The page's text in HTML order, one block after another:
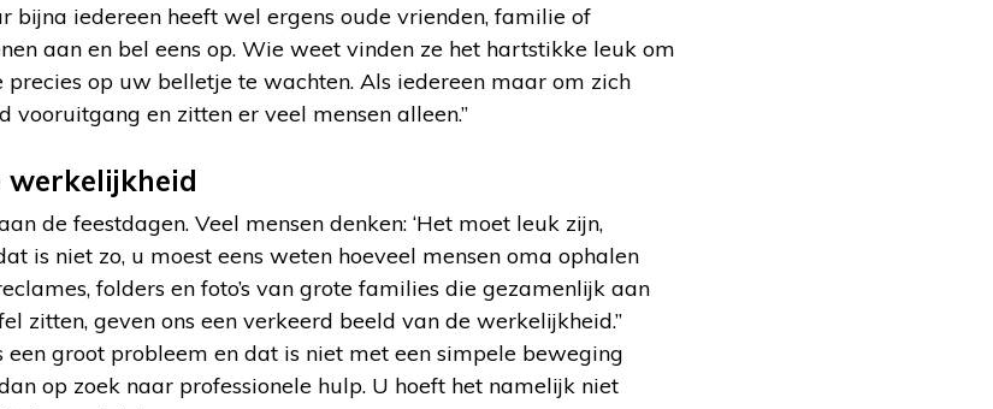
bijna iedereen heeft wel ergens oude vrienden, familie of
aan en bel eens op. Wie weet vinden ze het hartstikke leuk om
precies op uw belletje te wachten. Als iedereen maar om zich
vooruitgang en zitten er veel mensen alleen.”
werkelijkheid
de feestdagen. Veel mensen denken: ‘Het moet leuk zijn,
is niet zo, u moest eens weten hoeveel mensen oma ophalen
folders en foto’s van grote families die gezamenlijk aan
zitten, geven ons een verkeerd beeld van de werkelijkheid.”
een groot probleem en dat is niet met een simpele beweging
op zoek naar professionele hulp. U hoeft het namelijk niet